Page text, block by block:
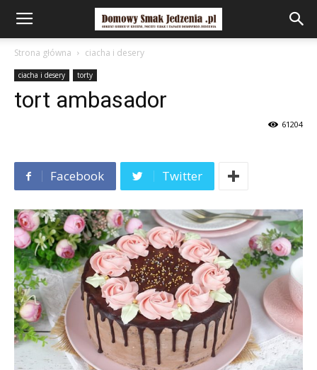
Strona główna ciacha i desery
ciacha i desery torty
tort ambasador
61204
Facebook Twitter